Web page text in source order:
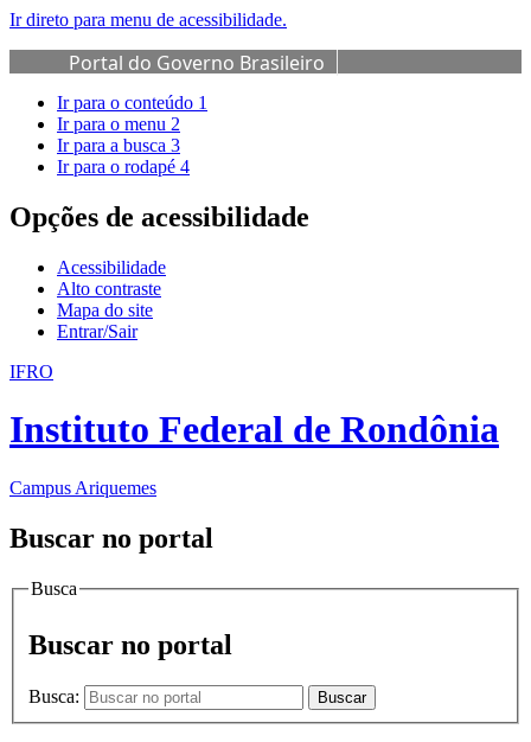
Ir direto para menu de acessibilidade.
Portal do Governo Brasileiro
Ir para o conteúdo 1
Ir para o menu 2
Ir para a busca 3
Ir para o rodapé 4
Opções de acessibilidade
Acessibilidade
Alto contraste
Mapa do site
Entrar/Sair
IFRO
Instituto Federal de Rondônia
Campus Ariquemes
Buscar no portal
Busca
Buscar no portal
Busca: Buscar